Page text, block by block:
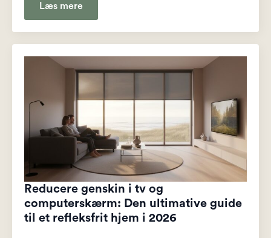
Læs mere
Reducere genskin i tv og
computerskærm: Den ultimative guide
til et refleksfrit hjem i 2026